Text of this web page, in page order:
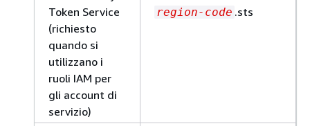
Token Service
(richiesto
quando si
utilizzano i
ruoli IAM per
gli account di
servizio)
region-code .sts